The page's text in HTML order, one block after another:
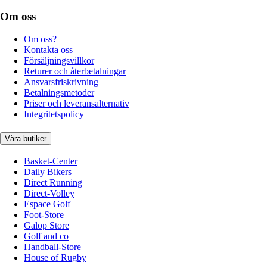
Om oss
Om oss?
Kontakta oss
Försäljningsvillkor
Returer och återbetalningar
Ansvarsfriskrivning
Betalningsmetoder
Priser och leveransalternativ
Integritetspolicy
Våra butiker
Basket-Center
Daily Bikers
Direct Running
Direct-Volley
Espace Golf
Foot-Store
Galop Store
Golf and co
Handball-Store
House of Rugby